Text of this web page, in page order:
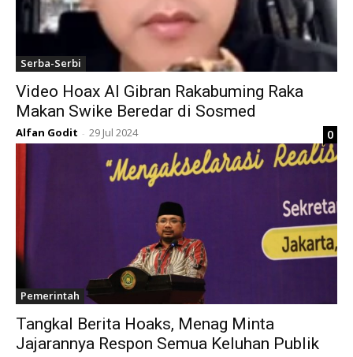
Serba-Serbi
Video Hoax AI Gibran Rakabuming Raka
Makan Swike Beredar di Sosmed
Alfan Godit - 29 Jul 2024 0
Pemerintah
Tangkal Berita Hoaks, Menag Minta
Jajarannya Respon Semua Keluhan Publik